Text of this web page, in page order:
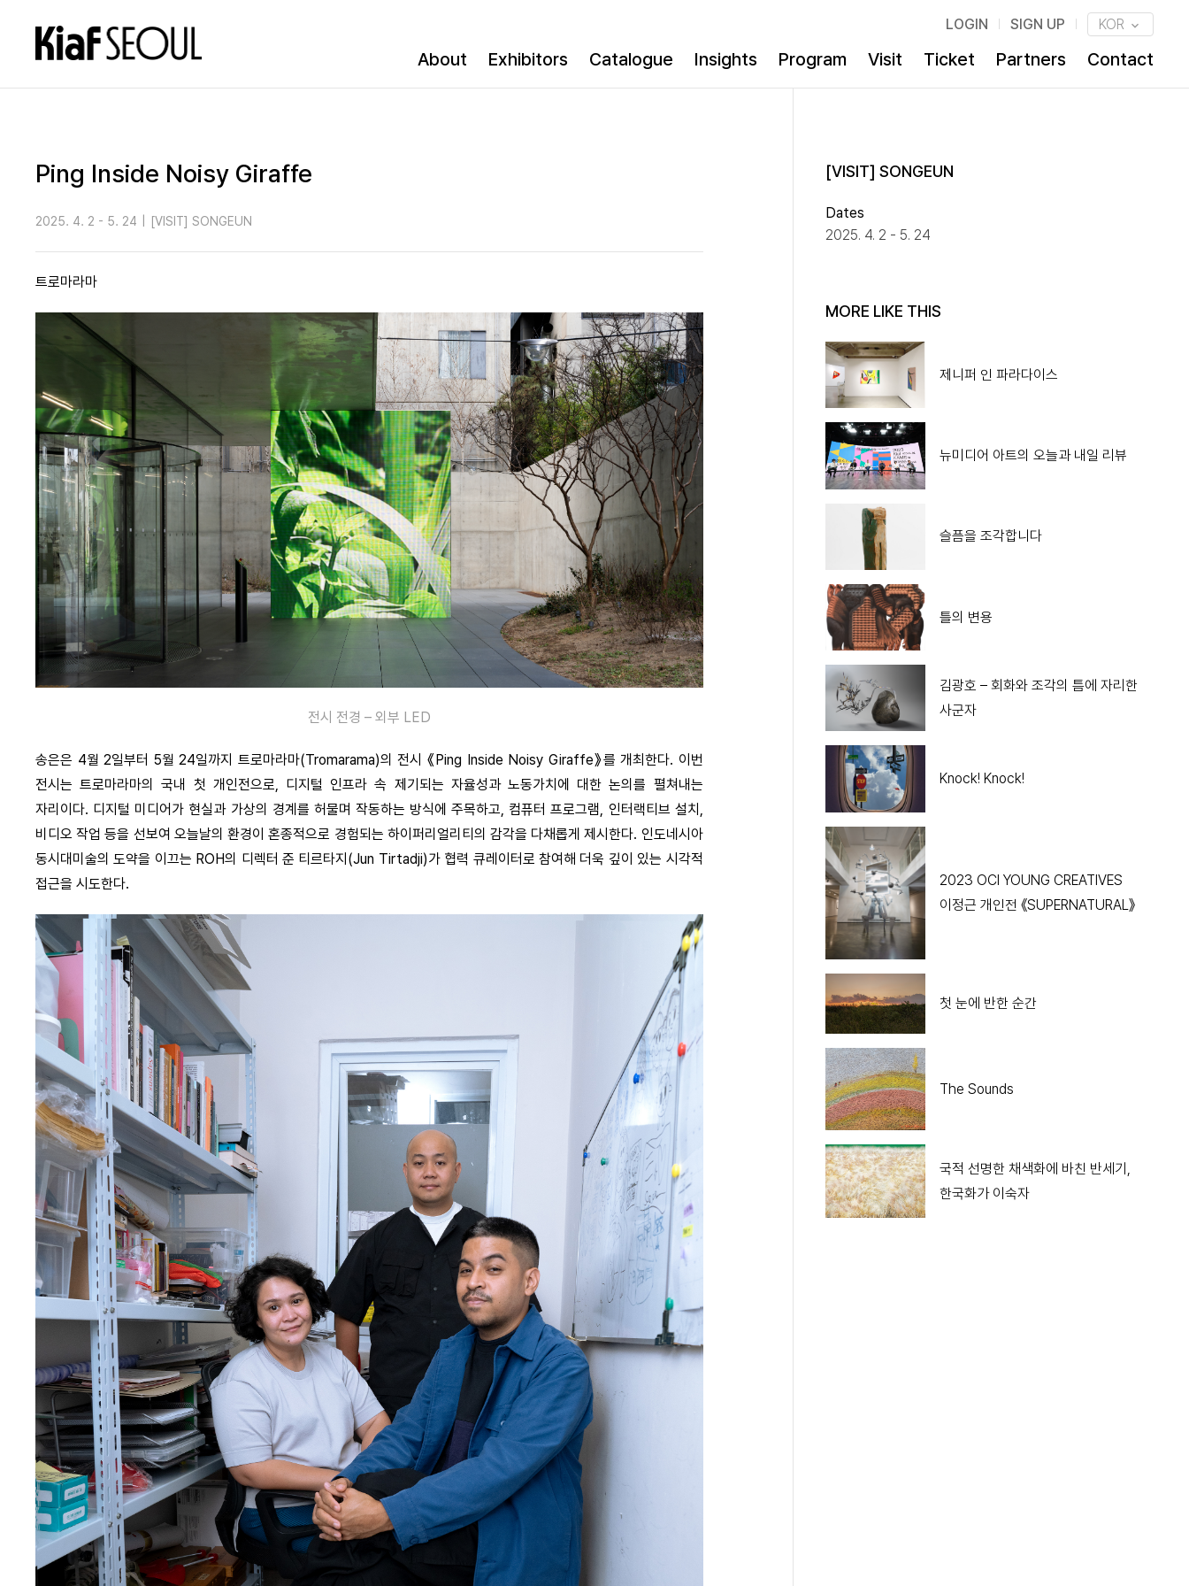
LOGIN SIGN UP KOR
About Exhibitors Catalogue Insights Program Visit Ticket Partners Contact
Ping Inside Noisy Giraffe
2025. 4. 2 - 5. 24 [VISIT] SONGEUN
트로마라마
전시 전경 – 외부 LED
송은은 4월 2일부터 5월 24일까지 트로마라마(Tromarama)의 전시 《Ping Inside Noisy Giraffe》를 개최한다. 이번
전시는 트로마라마의 국내 첫 개인전으로, 디지털 인프라 속 제기되는 자율성과 노동가치에 대한 논의를 펼쳐내는
자리이다. 디지털 미디어가 현실과 가상의 경계를 허물며 작동하는 방식에 주목하고, 컴퓨터 프로그램, 인터랙티브 설치,
비디오 작업 등을 선보여 오늘날의 환경이 혼종적으로 경험되는 하이퍼리얼리티의 감각을 다채롭게 제시한다. 인도네시아
동시대미술의 도약을 이끄는 ROH의 디렉터 준 티르타지(Jun Tirtadji)가 협력 큐레이터로 참여해 더욱 깊이 있는 시각적
접근을 시도한다.
[VISIT] SONGEUN
Dates
2025. 4. 2 - 5. 24
MORE LIKE THIS
제니퍼 인 파라다이스
뉴미디어 아트의 오늘과 내일 리뷰
슬픔을 조각합니다
틀의 변용
김광호 – 회화와 조각의 틈에 자리한
사군자
Knock! Knock!
2023 OCI YOUNG CREATIVES
이정근 개인전 《SUPERNATURAL》
첫 눈에 반한 순간
The Sounds
국적 선명한 채색화에 바친 반세기,
한국화가 이숙자